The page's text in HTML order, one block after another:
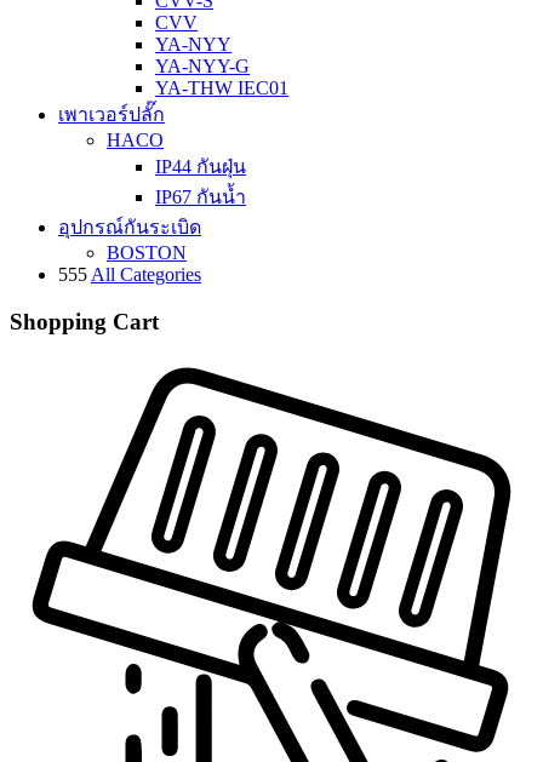
CVV
YA-NYY
YA-NYY-G
YA-THW IEC01
เพาเวอร์ปลั๊ก
HACO
IP44 กันฝุ่น
IP67 กันน้ำ
อุปกรณ์กันระเบิด
BOSTON
555All Categories
Shopping Cart